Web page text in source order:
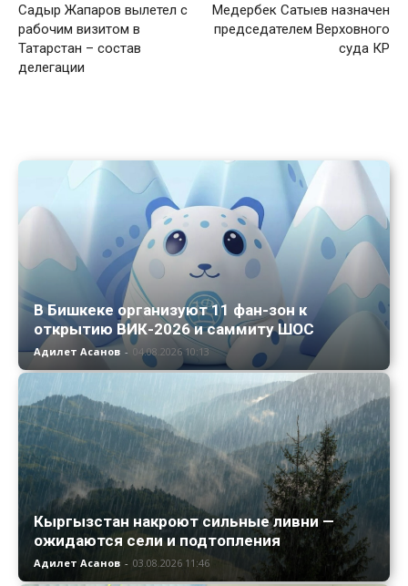
Садыр Жапаров вылетел с
рабочим визитом в
Татарстан – состав
делегации
Медербек Сатыев назначен
председателем Верховного
суда КР
В Бишкеке организуют 11 фан-зон к
открытию ВИК-2026 и саммиту ШОС
Адилет Асанов - 04.08.2026 10:13
Кыргызстан накроют сильные ливни —
ожидаются сели и подтопления
Адилет Асанов - 03.08.2026 11:46